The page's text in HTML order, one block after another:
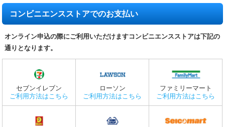
コンビニエンスストアでのお支払い
オンライン申込の際にご利用いただけますコンビニエンスストアは下記の
通りとなります。
セブンイレブン
ご利用方法はこちら
ローソン
ご利用方法はこちら
ファミリーマート
ご利用方法はこちら